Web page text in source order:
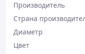
Производитель
Страна
Диаметр
Цвет